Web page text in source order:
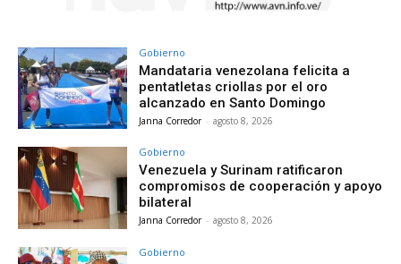
Gobierno
Mandataria venezolana felicita a
pentatletas criollas por el oro
alcanzado en Santo Domingo
Janna Corredor - agosto 8, 2026
Gobierno
Venezuela y Surinam ratificaron
compromisos de cooperación y apoyo
bilateral
Janna Corredor - agosto 8, 2026
Gobierno